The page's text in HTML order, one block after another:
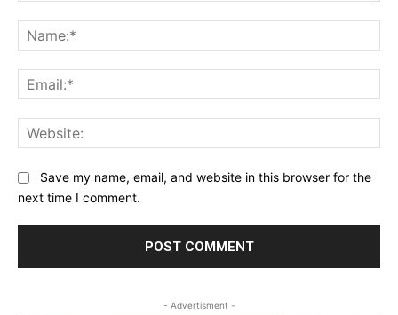
Save my name, email, and website in this browser for the
next time I comment.
- Advertisment -